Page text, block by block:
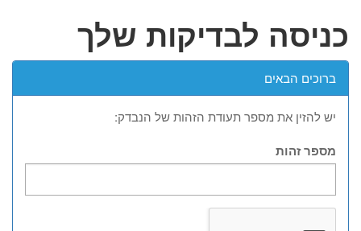
כניסה לבדיקות שלך
ברוכים הבאים
יש להזין את מספר תעודת הזהות של הנבדק:
מספר זהות